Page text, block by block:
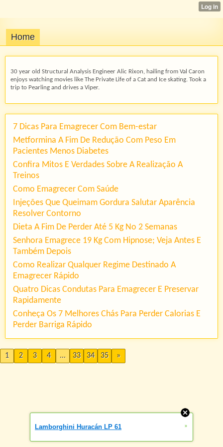
Home
30 year old Structural Analysis Engineer Alic Rixon, hailing from Val Caron
enjoys watching movies like The Private Life of a Cat and Ice skating. Took a
trip to Pearling and drives a Viper.
7 Dicas Para Emagrecer Com Bem-estar
Metformina A Fim De Redução Com Peso Em
Pacientes Menos Diabetes
Confira Mitos E Verdades Sobre A Realização A
Treinos
Como Emagrecer Com Saúde
Injeções Que Queimam Gordura Salutar Aparência
Resolver Contorno
Dieta A Fim De Perder Até 5 Kg No 2 Semanas
Senhora Emagrece 19 Kg Com Hipnose; Veja Antes E
Também Depois
Como Realizar Qualquer Regime Destinado A
Emagrecer Rápido
Quatro Dicas Condutas Para Emagrecer E Preservar
Rapidamente
Conheça Os 7 Melhores Chás Para Perder Calorias E
Perder Barriga Rápido
1 2 3 4 ... 33 34 35 »
Lamborghini Huracán LP 61 »